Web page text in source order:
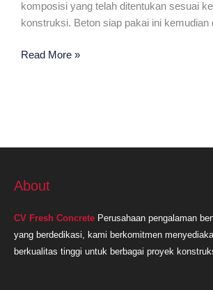
komposisi yang telah ditentukan sesuai
konstruksi. Beton siap pakai ini
Ready
Read More »
About
CV Fresh Concrete Perusahaan pengalaman
yang berdedikasi, kami berkomitmen
berkualitas tinggi untuk berbagai proyek